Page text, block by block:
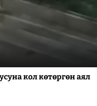
кол көтөргөн аял